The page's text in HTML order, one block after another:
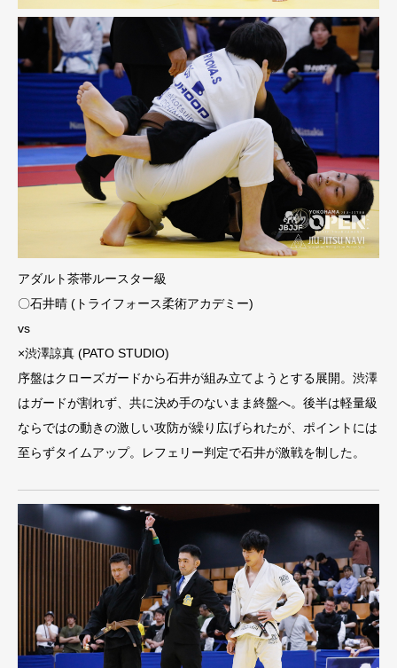
アダルト茶帯ルースター級
〇石井晴 (トライフォース柔術アカデミー)
vs
×渋澤諒真 (PATO STUDIO)
序盤はクローズガードから石井が組み立てようとする展開。渋澤
はガードが割れず、共に決め手のないまま終盤へ。後半は軽量級
ならではの動きの激しい攻防が繰り広げられたが、ポイントには
至らずタイムアップ。レフェリー判定で石井が激戦を制した。